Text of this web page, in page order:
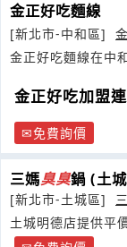
金正好吃麵線
[新北市-中和區]
金正好吃麵線在中
金正好吃加盟
免費詢價
三媽臭臭鍋 (土
[新北市-土城區]
土城明德店提供平
顧客